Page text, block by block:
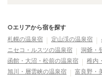
○エリアから宿を探す
札幌の温泉宿
定山渓の温泉宿
ニセコ・ルスツの温泉宿
洞爺・
函館・大沼・松前の温泉宿
稚内
旭川・層雲峡の温泉宿
富良野・